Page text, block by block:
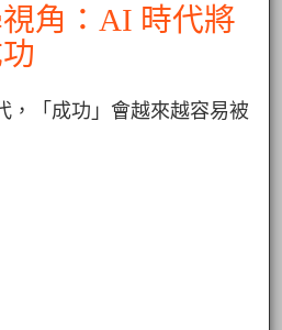
角：AI 時代將
，「成功」會越來越容易被